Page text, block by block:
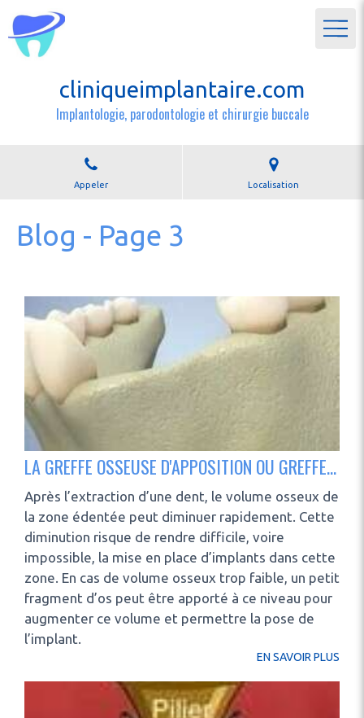
cliniqueimplantaire.com
Implantologie, parodontologie et chirurgie buccale
Appeler Localisation
Blog - Page 3
LA GREFFE OSSEUSE D'APPOSITION OU GREFFE EN ONLAY
Après l’extraction d’une dent, le volume osseux de
la zone édentée peut diminuer rapidement. Cette
diminution risque de rendre difficile, voire
impossible, la mise en place d’implants dans cette
zone. En cas de volume osseux trop faible, un petit
fragment d’os peut être apporté à ce niveau pour
augmenter ce volume et permettre la pose de
l’implant.
EN SAVOIR PLUS